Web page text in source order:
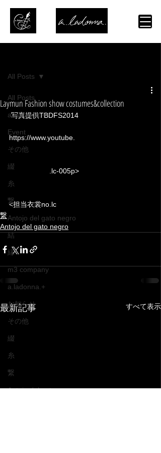
All Posts
a.ladonna.+
Event
その他
綴
糸
繋
Antojo del gato negro
結
縁
m3 company
a.ladonna.+
お知らせ
その他
綴
糸
繋
Antojo del gato negro
All Posts
Laymun Fashion show costumes&collection
写真提供TBDFS2014
https://www.youtube.
v=dodNUJRqN7A
<担当衣裳no .lc-005p>
<担当衣裳no.lc
繋
Antojo del gato negro
最新記事 すべて表示